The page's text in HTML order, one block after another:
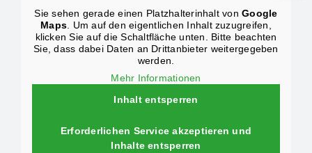
Sie sehen gerade einen Platzhalterinhalt vonGoogle
Maps . Um auf den eigentlichen Inhalt zuzugreifen,
klicken Sie auf die Schaltfläche unten. Bitte beachten
Sie, dass dabei Daten an Drittanbieter weitergegeben
werden.
Mehr Informationen
Inhalt entsperren
Erforderlichen Service akzeptieren und
Inhalte entsperren